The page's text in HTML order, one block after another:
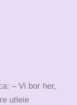
– Vi bor her,
utleie